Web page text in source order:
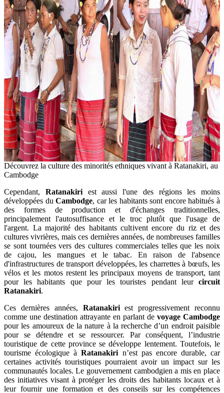
Découvrez la culture des minorités ethniques vivant à Ratanakiri, au
Cambodge
Cependant, Ratanakiriest aussi l'une des régions les moins
développées duCambodge, car les habitants sont encore habitués à
des formes de production et d'échanges traditionnelles,
principalement l'autosuffisance et le troc plutôt que l'usage de
l'argent. La majorité des habitants cultivent encore du riz et des
cultures vivrières, mais ces dernières années, de nombreuses familles
se sont tournées vers des cultures commerciales telles que les noix
de cajou, les mangues et le tabac. En raison de l'absence
d'infrastructures de transport développées, les charrettes à bœufs, les
vélos et les motos restent les principaux moyens de transport, tant
pour les habitants que pour les touristes pendant leur circuit
Ratanakiri.
Ces dernières années, Ratanakiriest progressivement reconnu
comme une destination attrayante en parlant de voyage Cambodge
pour les amoureux de la nature à la recherche d’un endroit paisible
pour se détendre et se ressourcer. Par conséquent, l’industrie
touristique de cette province se développe lentement. Toutefois, le
tourisme écologique àRatanakiri n’est pas encore durable, car
certaines activités touristiques pourraient avoir un impact sur les
communautés locales. Le gouvernement cambodgien a mis en place
des initiatives visant à protéger les droits des habitants locaux et à
leur fournir une formation et des conseils sur les compétences